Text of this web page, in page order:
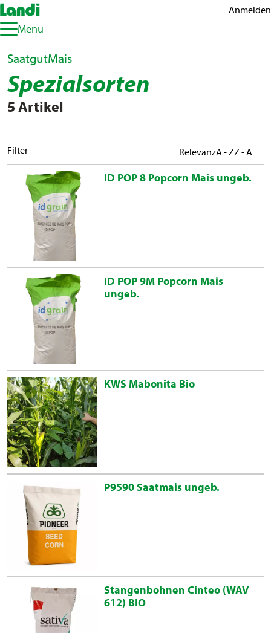
Anmelden
Menu
SaatgutMais
Spezialsorten
5 Artikel
Filter RelevanzA - ZZ - A
ID POP 8 Popcorn Mais ungeb.
ID POP 9M Popcorn Mais
ungeb.
KWS Mabonita Bio
P9590 Saatmais ungeb.
Stangenbohnen Cinteo (WAV
612) BIO